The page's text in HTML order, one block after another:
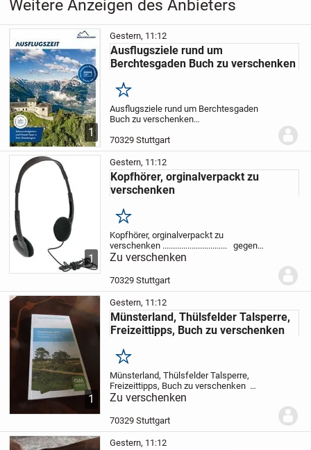
Weitere Anzeigen des Anbieters
1
Gestern, 11:12
Ausflugsziele rund um
Berchtesgaden Buch zu verschenken
Merken
Ausflugsziele rund um Berchtesgaden
Buch zu verschenken
sende ich gerne auch zu
70329 Stuttgart
1
Gestern, 11:12
Kopfhörer, orginalverpackt zu
verschenken
Merken
Kopfhörer, orginalverpackt zu
verschenken ............................... gegen
portoerstattung sende ich gerne auch zu
Zu verschenken
70329 Stuttgart
1
Gestern, 11:12
Münsterland, Thülsfelder Talsperre,
Freizeittipps, Buch zu verschenken
Merken
Münsterland, Thülsfelder Talsperre,
Freizeittipps, Buch zu verschenken
......................................................
Zu verschenken
70329 Stuttgart
Gestern, 11:12